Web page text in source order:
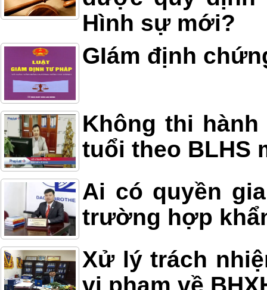
Hình sự mới?
GIám định
Không thi
tuổi theo BLHS
Ai có quyền
trường hợp
Xử lý trách